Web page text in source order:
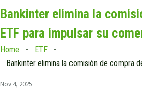
Bankinter elimina la
ETF para impulsar su
Home
ETF
Nov 4, 2025